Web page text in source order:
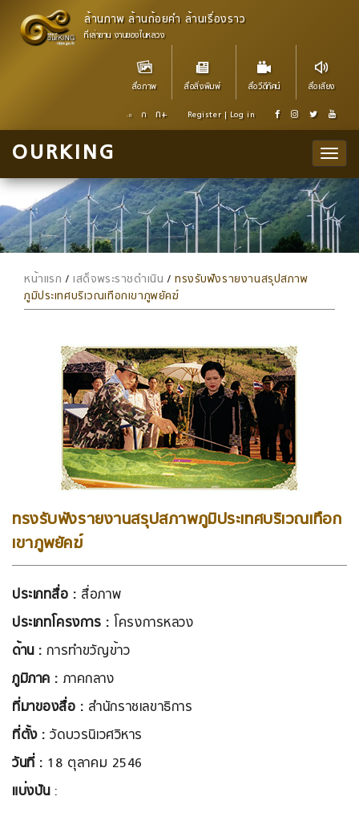
ล้านภาพ ล้านถ้อยคำ ล้านเรื่องราว
ที่เล่าขาน งานของในหลวง
สื่อภาพ สื่อสิ่งพิมพ์ สื่อวีดีทัศน์ สื่อเสียง
-ก ก ก+ Register| Log in
OURKING
หน้าแรก /เสด็จพระราชดำเนิน /ทรงรับฟังรายงานสรุปสภาพ
ภูมิประเทศบริเวณเทือกเขาภูพยัคฆ์
ทรงรับฟังรายงานสรุปสภาพภูมิประเทศบริเวณเทือก
เขาภูพยัคฆ์
ประเภทสื่อ : สื่อภาพ
ประเภทโครงการ : โครงการหลวง
ด้าน :การทำขวัญข้าว
ภูมิภาค : ภาคกลาง
ที่มาของสื่อ : สำนักราชเลขาธิการ
ที่ตั้ง :วัดบวรนิเวศวิหาร
วันที่ : 18 ตุลาคม 2546
แบ่งปัน: